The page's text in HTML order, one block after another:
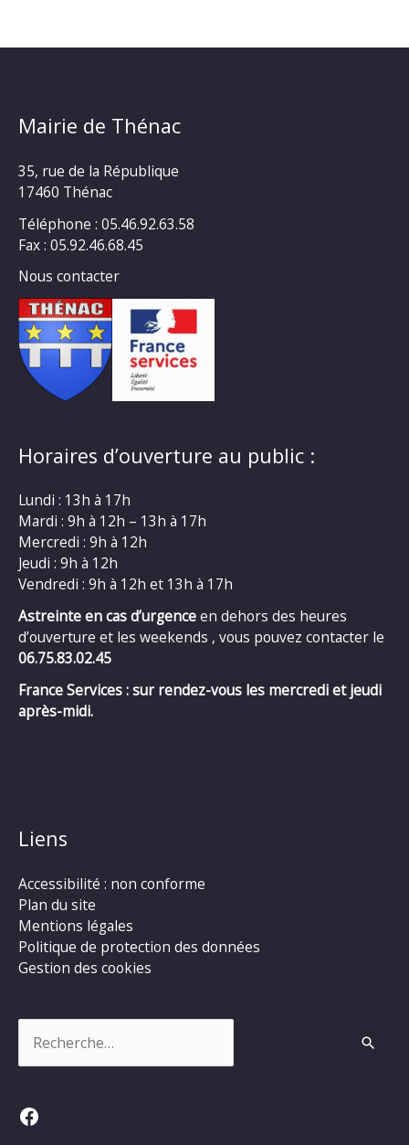
Mairie de Thénac
35, rue de la République
17460 Thénac
Téléphone : 05.46.92.63.58
Fax : 05.92.46.68.45
Nous contacter
Horaires d’ouverture au public :
Lundi : 13h à 17h
Mardi : 9h à 12h – 13h à 17h
Mercredi : 9h à 12h
Jeudi : 9h à 12h
Vendredi : 9h à 12h et 13h à 17h
Astreinte en cas d’urgenceen dehors des heures
d’ouverture et les weekends , vous pouvez contacter le
06.75.83.02.45
France Services : sur rendez-vous les mercredi et jeudi
après-midi.
Liens
Accessibilité : non conforme
Plan du site
Mentions légales
Politique de protection des données
Gestion des cookies
Facebook